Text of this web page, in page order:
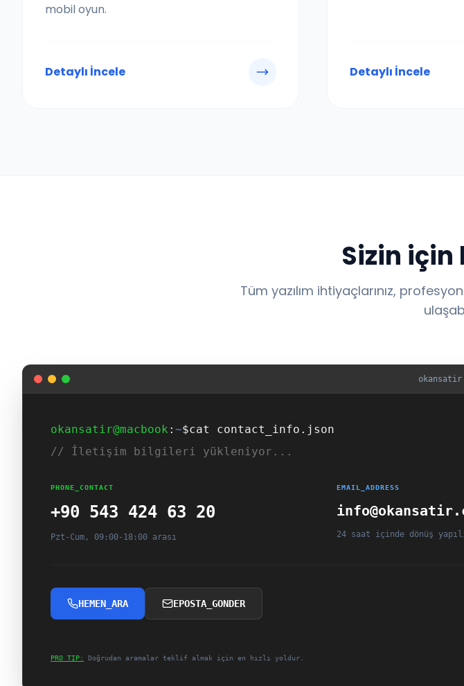
mobil oyun.
Detaylı İncele Detaylı İncele
Sizin için
Tüm yazılım ihtiyaçlarınız,
okansatir@macbook : ~$cat contact_info.json
// İletişim bilgileri yükleniyor...
PHONE_CONTACT
+90 543 424 63 20
Pzt-Cum, 09:00-18:00 arası
EMAIL_ADDRESS
24 saat içinde dönüş
HEMEN_ARA EPOSTA_GONDER
PRO_TIP: Doğrudan aramalar teklif almak için en hızlı yoldur.